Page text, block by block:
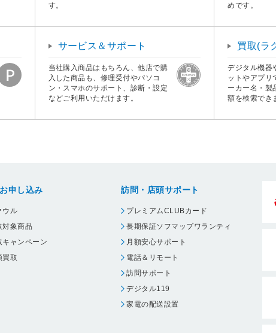
す。
めです。
サービス＆サポート
当社購入商品はもちろん、他店で購
入した商品も、修理受付やパソコ
ン・スマホのサポート、診断・設定
などご利用いただけます。
買取(ラ
デジタル機器
ットやアプリ
ーカー名・製
額を検索でき
申し込み
ウル
対象商品
キャンペーン
買取
訪問・店頭サポート
プレミアムCLUBカード
長期保証ソフマップワランティ
月額安心サポート
電話＆リモート
訪問サポート
デジタル119
家電の配送設置